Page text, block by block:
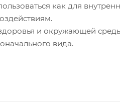
как для
и окружающей
вида.